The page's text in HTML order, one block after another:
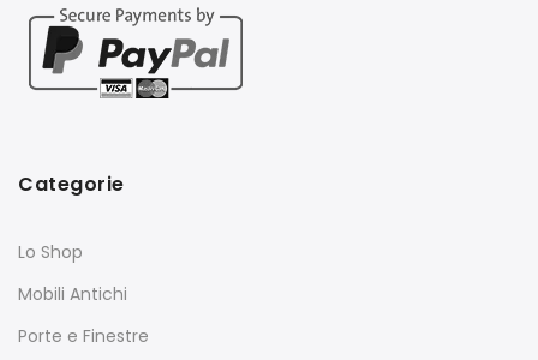
Categorie
Lo Shop
Mobili Antichi
Porte e Finestre